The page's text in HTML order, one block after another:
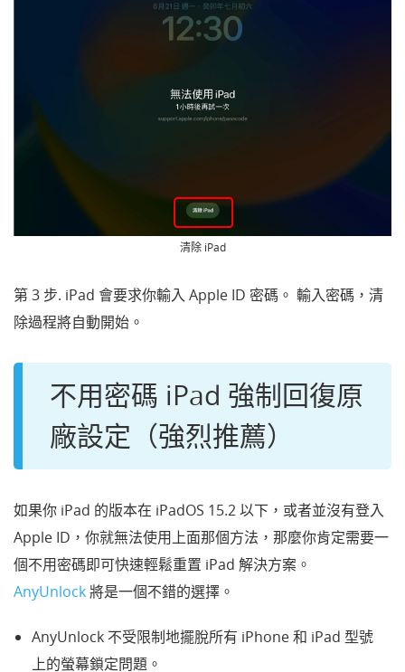
清除 iPad
第 3 步. iPad 會要求你輸入 Apple ID 密碼。 輸入密碼，清
除過程將自動開始。
不用密碼 iPad 強制回復原
廠設定（強烈推薦）
如果你 iPad 的版本在 iPadOS 15.2 以下，或者並沒有登入
Apple ID，你就無法使用上面那個方法，那麼你肯定需要一
個不用密碼即可快速輕鬆重置 iPad 解決方案。
AnyUnlock將是一個不錯的選擇。
AnyUnlock 不受限制地擺脫所有 iPhone 和 iPad 型號
上的螢幕鎖定問題。